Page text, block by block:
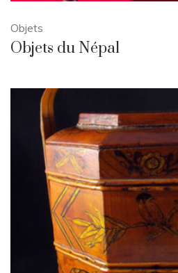
Objets
Objets du Népal